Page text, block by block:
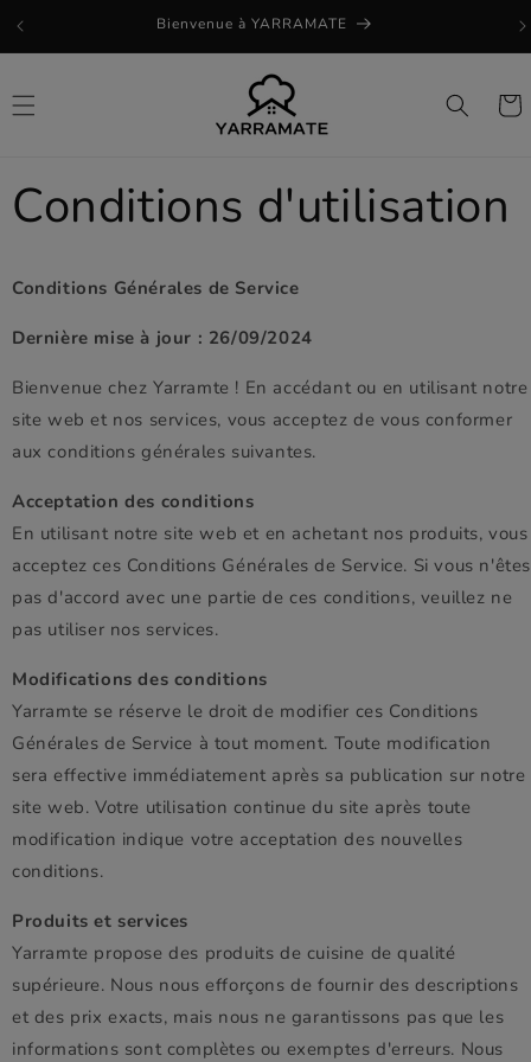
au
Bienvenue à YARRAMATE
Conditions d'utilisation
Conditions Générales de Service
Dernière mise à jour : 26/09/2024
Bienvenue chez Yarramte ! En accédant ou en utilisant notre
site web et nos services, vous acceptez de vous conformer
aux conditions générales suivantes.
Acceptation des conditions
En utilisant notre site web et en achetant nos produits, vous
acceptez ces Conditions Générales de Service. Si vous n'êtes
pas d'accord avec une partie de ces conditions, veuillez ne
pas utiliser nos services.
Modifications des conditions
Yarramte se réserve le droit de modifier ces Conditions
Générales de Service à tout moment. Toute modification
sera effective immédiatement après sa publication sur notre
site web. Votre utilisation continue du site après toute
modification indique votre acceptation des nouvelles
conditions.
Produits et services
Yarramte propose des produits de cuisine de qualité
supérieure. Nous nous efforçons de fournir des descriptions
et des prix exacts, mais nous ne garantissons pas que les
informations sont complètes ou exemptes d'erreurs. Nous